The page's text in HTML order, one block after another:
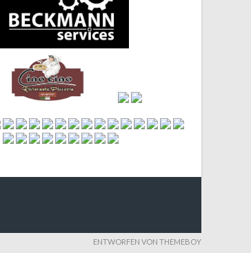
ENTWORFEN VON THEMEBOY